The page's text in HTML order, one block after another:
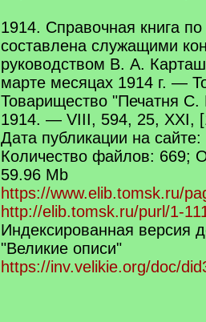
1914. Справочная книга
составлена служащими
руководством В. А.
марте месяцах 1914 г. —
Товарищество "Печатня
1914. — VIII, 594, 25, XXI,
Дата публикации на
Количество файлов: 669;
59.96 Mb
https://www.elib.tomsk.ru/
http://elib.tomsk.ru/purl/1-
Индексированная версия
"Великие описи"
https://inv.velikie.org/doc/